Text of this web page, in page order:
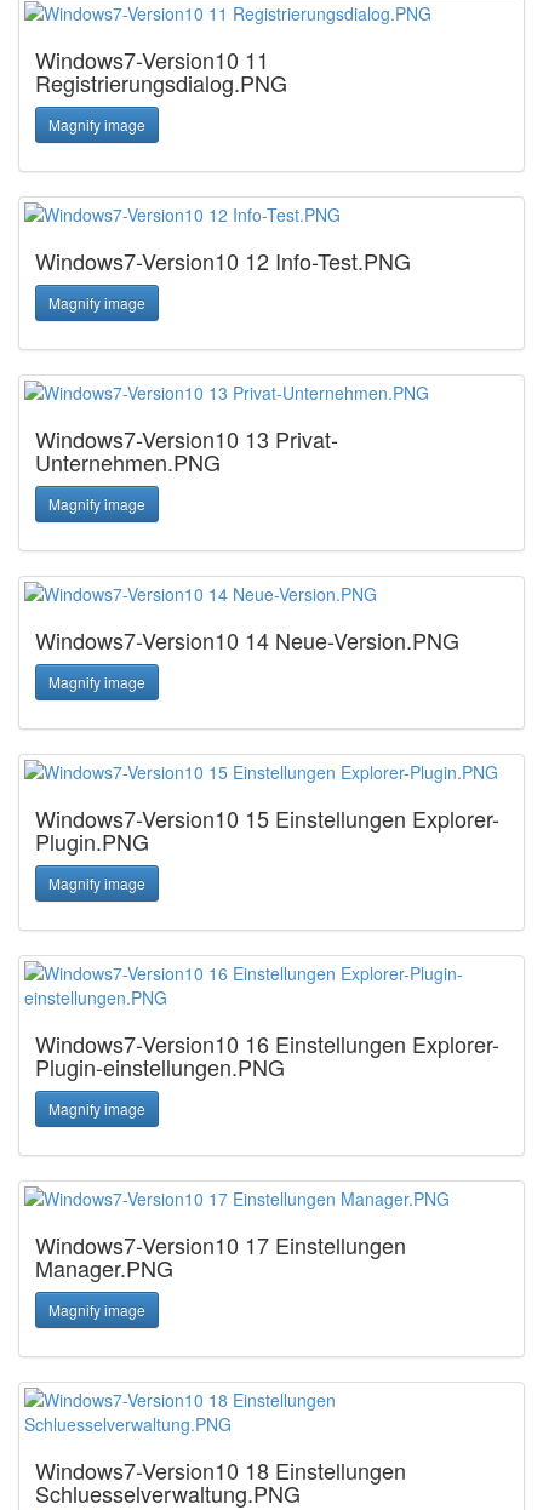
Windows7-Version10 11
Registrierungsdialog.PNG
Magnify image
Windows7-Version10 12 Info-Test.PNG
Magnify image
Windows7-Version10 13 Privat-
Unternehmen.PNG
Magnify image
Windows7-Version10 14 Neue-Version.PNG
Magnify image
Windows7-Version10 15 Einstellungen Explorer-
Plugin.PNG
Magnify image
Windows7-Version10 16 Einstellungen Explorer-
Plugin-einstellungen.PNG
Magnify image
Windows7-Version10 17 Einstellungen
Manager.PNG
Magnify image
Windows7-Version10 18 Einstellungen
Schluesselverwaltung.PNG